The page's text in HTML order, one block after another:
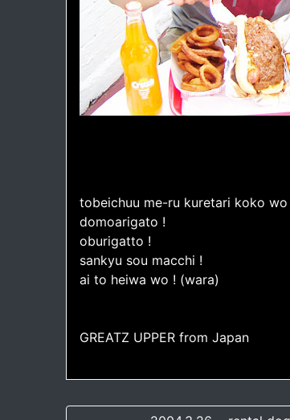
tobeichuu me-ru kuretari koko
domoarigato !
oburigatto !
sankyu sou macchi !
ai to heiwa wo ! (wara)
GREATZ UPPER from Japan